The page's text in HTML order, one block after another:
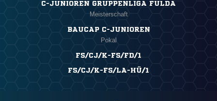
C-JUNIOREN GRUPPENLIGA FULDA
Meisterschaft
BAUCAP C-JUNIOREN
Pokal
FS/CJ/K-FS/FD/1
FS/CJ/K-FS/LA-HÜ/1